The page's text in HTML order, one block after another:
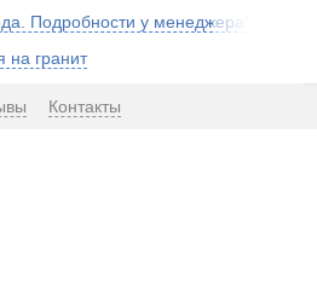
Подробности у менеджера!
на гранит
Контакты